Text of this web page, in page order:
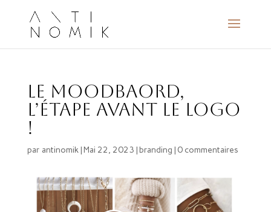
Le Moodbaord,
l’étape avant le logo
!
par antinomik|Mai 22, 2023 |branding | 0 commentaires